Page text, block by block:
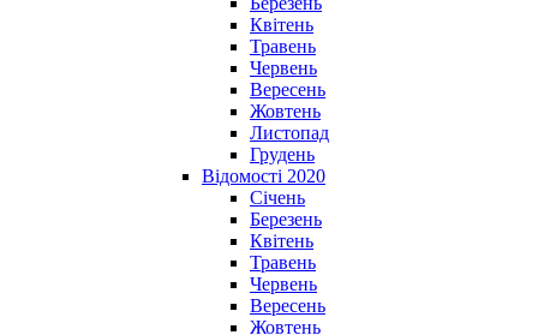
Квітень
Травень
Червень
Вересень
Жовтень
Листопад
Грудень
Відомості 2020
Січень
Березень
Квітень
Травень
Червень
Вересень
Жовтень